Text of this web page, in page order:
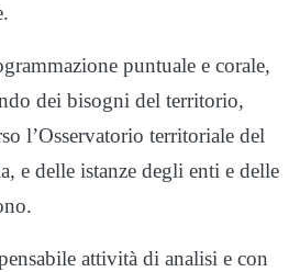
.
puntuale e corale,
dei bisogni del territorio,
l’Osservatorio territoriale del
, e delle istanze degli enti e delle
attività di analisi e con